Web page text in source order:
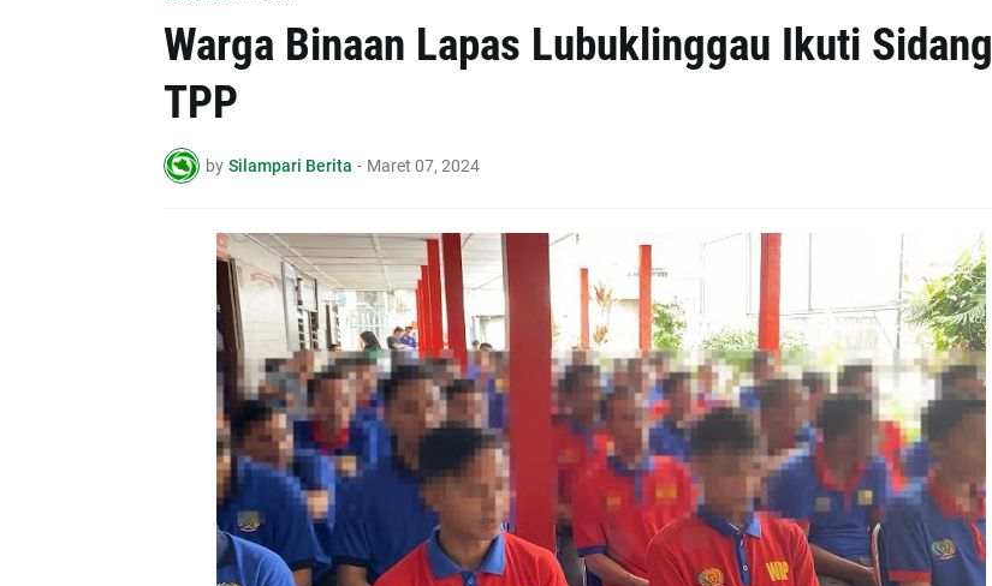
Warga Binaan Lapas Lubuklinggau Ikuti Sidang
TPP
by Silampari Berita - Maret 07, 2024